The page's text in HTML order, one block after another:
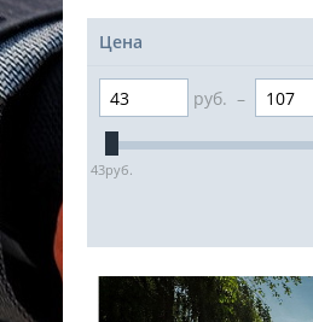
Цена
руб. –
43руб.